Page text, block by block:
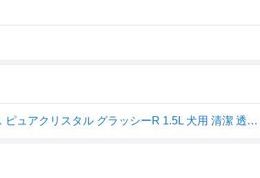
犬 給水器 犬用水飲み器 水飲み器 ジェックス ピュアクリスタル グラッシーR 1.5L 犬用 清潔 透明 デザイン 綺麗 シンプル スタイリッシュ